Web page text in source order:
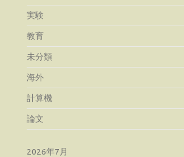
実験
教育
未分類
海外
計算機
論文
2026年7月